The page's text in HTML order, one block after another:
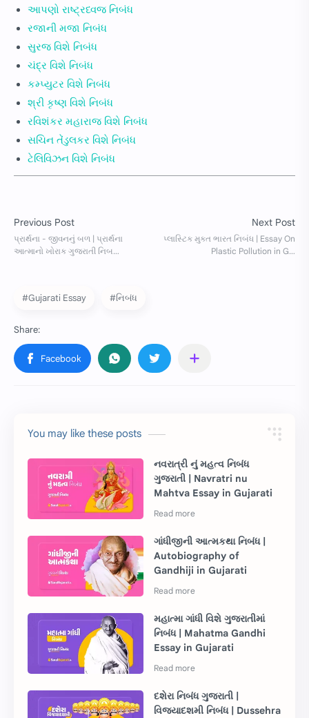
આપણો રાષ્ટ્રધ્વજ નિબંધ
રજાની મજા નિબંધ
સુરજ વિશે નિબંધ
ચંદ્ર વિશે નિબંધ
કમ્પ્યુટર વિશે નિબંધ
શ્રી કૃષ્ણ વિશે નિબંધ
રવિશંકર મહારાજ વિશે નિબંધ
સચિન તેંડુલકર વિશે નિબંધ
ટેલિવિઝન વિશે નિબંધ
#Gujarati Essay #નિબંધ
You may like these posts
નવરાત્રી નું મહત્વ નિબંધ
ગુજરાતી | Navratri nu
Mahtva Essay in Gujarati
ગાંધીજીની આત્મકથા નિબંધ |
Autobiography of
Gandhiji in Gujarati
મહાત્મા ગાંધી વિશે ગુજરાતીમાં
નિબંધ | Mahatma Gandhi
Essay in Gujarati
દશેરા નિબંધ ગુજરાતી |
વિજયાદશમી નિબંધ | Dussehra